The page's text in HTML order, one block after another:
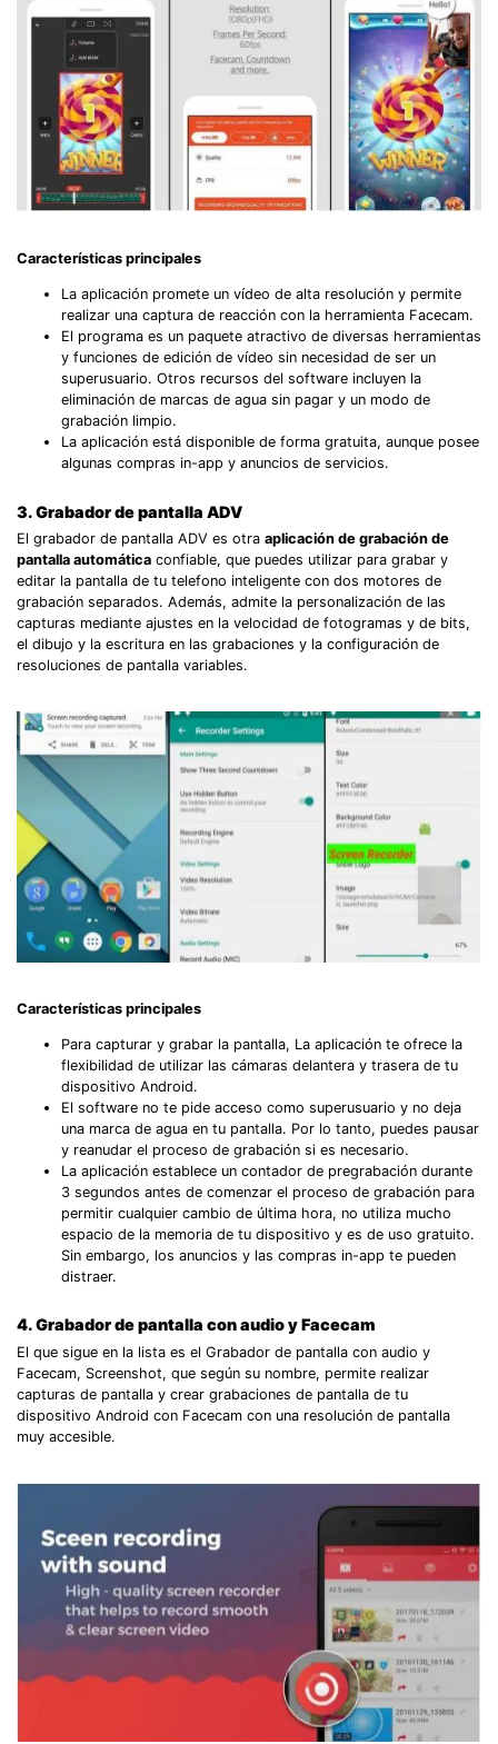
Características principales
La aplicación promete un vídeo de alta resolución y permite
realizar una captura de reacción con la herramienta Facecam.
El programa es un paquete atractivo de diversas herramientas
y funciones de edición de vídeo sin necesidad de ser un
superusuario. Otros recursos del software incluyen la
eliminación de marcas de agua sin pagar y un modo de
grabación limpio.
La aplicación está disponible de forma gratuita, aunque posee
algunas compras in-app y anuncios de servicios.
3. Grabador de pantalla ADV
El grabador de pantalla ADV es otra aplicación de grabación de
pantalla automática confiable, que puedes utilizar para grabar y
editar la pantalla de tu telefono inteligente con dos motores de
grabación separados. Además, admite la personalización de las
capturas mediante ajustes en la velocidad de fotogramas y de bits,
el dibujo y la escritura en las grabaciones y la configuración de
resoluciones de pantalla variables.
Características principales
Para capturar y grabar la pantalla, La aplicación te ofrece la
flexibilidad de utilizar las cámaras delantera y trasera de tu
dispositivo Android.
El software no te pide acceso como superusuario y no deja
una marca de agua en tu pantalla. Por lo tanto, puedes pausar
y reanudar el proceso de grabación si es necesario.
La aplicación establece un contador de pregrabación durante
3 segundos antes de comenzar el proceso de grabación para
permitir cualquier cambio de última hora, no utiliza mucho
espacio de la memoria de tu dispositivo y es de uso gratuito.
Sin embargo, los anuncios y las compras in-app te pueden
distraer.
4. Grabador de pantalla con audio y Facecam
El que sigue en la lista es el Grabador de pantalla con audio y
Facecam, Screenshot, que según su nombre, permite realizar
capturas de pantalla y crear grabaciones de pantalla de tu
dispositivo Android con Facecam con una resolución de pantalla
muy accesible.